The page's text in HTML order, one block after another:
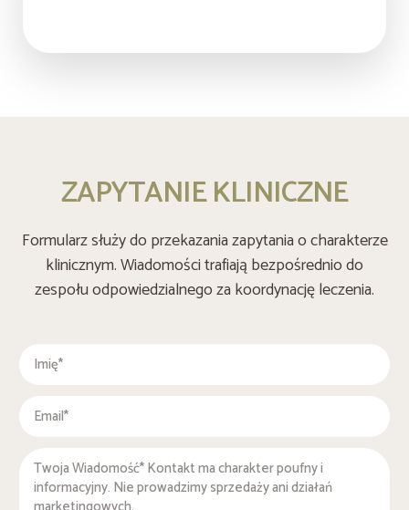
ZAPYTANIE KLINICZNE
Formularz służy do przekazania zapytania o charakterze
klinicznym. Wiadomości trafiają bezpośrednio do
zespołu odpowiedzialnego za koordynację leczenia.